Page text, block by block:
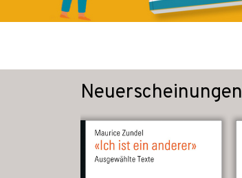
Neuerscheinungen